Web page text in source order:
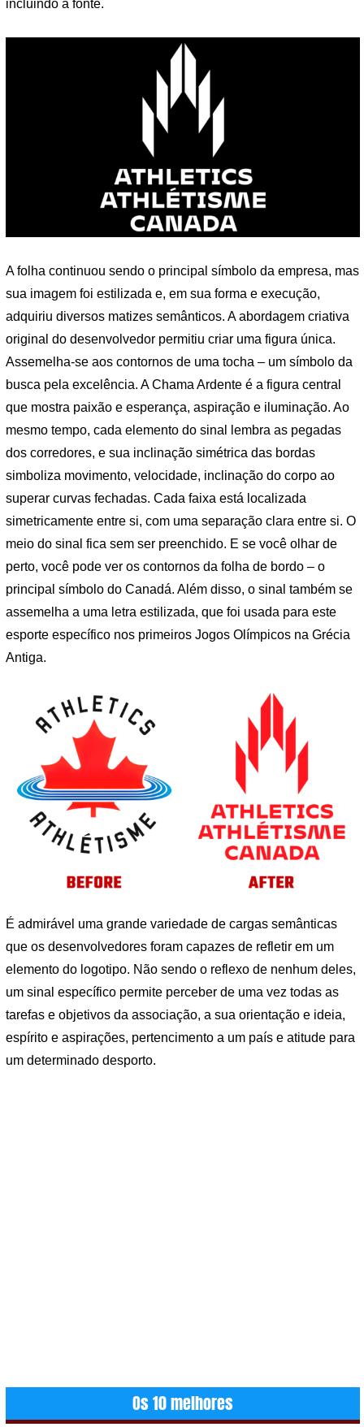
incluindo a fonte.
A folha continuou sendo o principal símbolo da empresa, mas
sua imagem foi estilizada e, em sua forma e execução,
adquiriu diversos matizes semânticos. A abordagem criativa
original do desenvolvedor permitiu criar uma figura única.
Assemelha-se aos contornos de uma tocha – um símbolo da
busca pela excelência. A Chama Ardente é a figura central
que mostra paixão e esperança, aspiração e iluminação. Ao
mesmo tempo, cada elemento do sinal lembra as pegadas
dos corredores, e sua inclinação simétrica das bordas
simboliza movimento, velocidade, inclinação do corpo ao
superar curvas fechadas. Cada faixa está localizada
simetricamente entre si, com uma separação clara entre si. O
meio do sinal fica sem ser preenchido. E se você olhar de
perto, você pode ver os contornos da folha de bordo – o
principal símbolo do Canadá. Além disso, o sinal também se
assemelha a uma letra estilizada, que foi usada para este
esporte específico nos primeiros Jogos Olímpicos na Grécia
Antiga.
É admirável uma grande variedade de cargas semânticas
que os desenvolvedores foram capazes de refletir em um
elemento do logotipo. Não sendo o reflexo de nenhum deles,
um sinal específico permite perceber de uma vez todas as
tarefas e objetivos da associação, a sua orientação e ideia,
espírito e aspirações, pertencimento a um país e atitude para
um determinado desporto.
Os 10 melhores